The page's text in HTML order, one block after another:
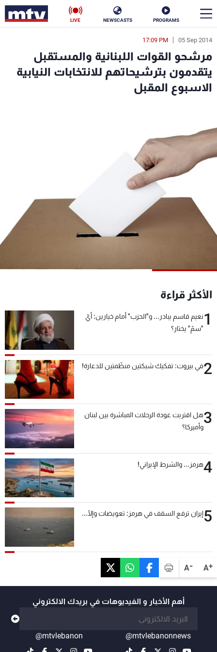
PROGRAMS
NEWSCASTS
LIVE
A+
A-
05 Sep 2014
17:09 PM
مرشحو القوات اللبنانية والمستقبل
يتقدمون بترشيحاتهم للانتخابات النيابية
الاسبوع المقبل
الأكثر قراءة
1نعيم قاسم يبادر... و"الحزب" أمام خيارين: أيّ
"سمّ" يختار؟
2في بيروت: تفكيك شبكتين منظّمتين للدعارة!
3هل اقتربت عودة الرحلات المباشرة بين لبنان
وأميركا؟
4هرمز... والشرط الإيراني!
5إيران ترفع السقف في هرمز: تعويضات وإلّا...
أهم الأخبار و الفيديوهات في بريدك الالكتروني
@mtvlebanonnews
@mtvlebanon
en
الأخبار
سياسة
منوعات
كأس العالم
البرامج
جدول البرامج
شاهد البرامج
عن MTV
لاعلاناتكم